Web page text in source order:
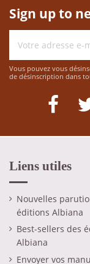
Sign up to
Vous pouvez vous
de désinscription dans
Liens utiles
Nouvelles
éditions Albiana
Best-sellers des
Albiana
Envoyer vos